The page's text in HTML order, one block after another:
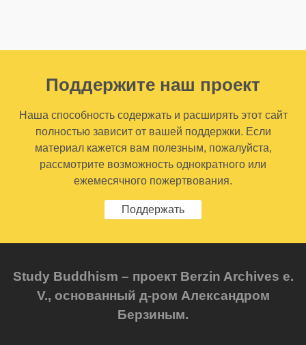
Поддержите наш проект
Наша способность содержать и расширять этот сайт
полностью зависит от вашей поддержки. Если
материал кажется вам полезным, пожалуйста,
рассмотрите возможность однократного или
ежемесячного пожертвования.
Поддержать
Study Buddhism – проект Berzin Archives e.
V., основанный д-ром Александром
Берзиным.